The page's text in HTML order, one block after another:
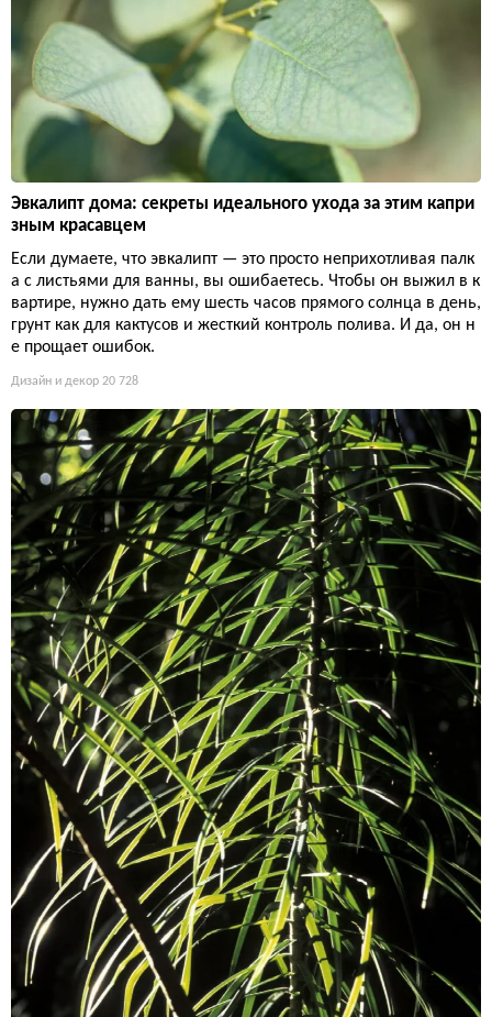
Эвкалипт дома: секреты идеального ухода за этим капри
зным красавцем
Если думаете, что эвкалипт — это просто неприхотливая палк
а с листьями для ванны, вы ошибаетесь. Чтобы он выжил в к
вартире, нужно дать ему шесть часов прямого солнца в день,
грунт как для кактусов и жесткий контроль полива. И да, он н
е прощает ошибок.
Дизайн и декор 20 728